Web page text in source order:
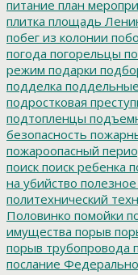
питание план
плитка площадь
побег из колонии
погода погорельцы
режим подарки
подделка
подростковая
подтопленцы
безопасность
пожароопасный
поиск поиск ребенка
на убийство полезное
политехнический
Половинко помойки
имущества порыв
порыв трубопровода
послание